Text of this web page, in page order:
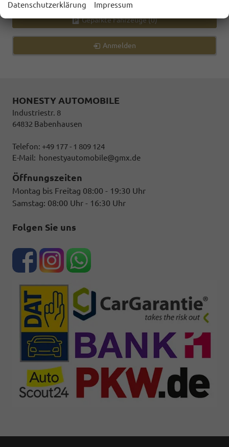
Geparkte Fahrzeuge (0)
Anmelden
HONESTY AUTOMOBILE
Industriestr. 8
64832 Babenhausen
Telefon: +49 177 - 1 809 124
E-Mail: honestyautomobile@gmx.de
Öffnungszeiten
Montag bis Freitag 08:00 - 19:30 Uhr
Samstag: 08:00 Uhr - 16:30 Uhr
Folgen Sie uns
Datenschutzerklärung Impressum